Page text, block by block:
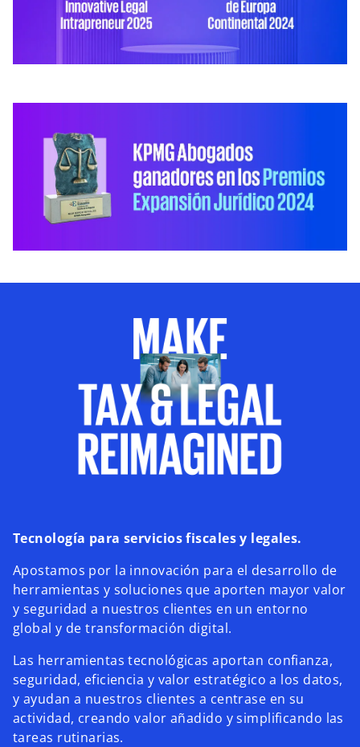
Tecnología para servicios fiscales y legales.
Apostamos por la innovación para el desarrollo de
herramientas y soluciones que aporten mayor valor
y seguridad a nuestros clientes en un entorno
global y de transformación digital.
Las herramientas tecnológicas aportan confianza,
seguridad, eficiencia y valor estratégico a los datos,
y ayudan a nuestros clientes a centrase en su
actividad, creando valor añadido y simplificando las
tareas rutinarias.